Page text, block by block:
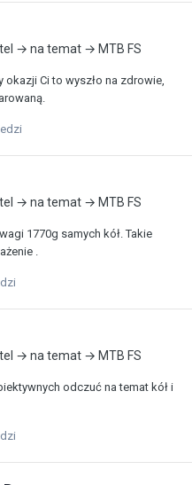
→ na temat → MTB FS
okazji Ci to wyszło na zdrowie,
→ na temat → MTB FS
1770g samych kół. Takie
.
→ na temat → MTB FS
odczuć na temat kół i